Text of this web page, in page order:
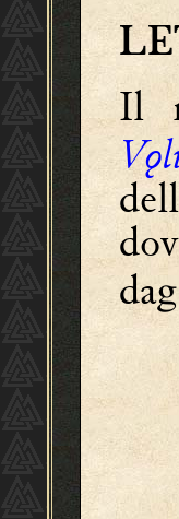
Il